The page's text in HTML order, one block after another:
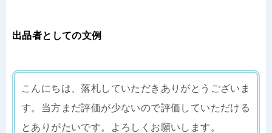
出品者としての文例
こんにちは、落札していただきありがとうございま
す。当方まだ評価が少ないので評価していただける
とありがたいです。よろしくお願いします。